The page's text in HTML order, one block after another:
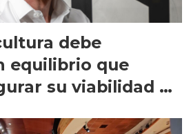
debe
equilibrio que
su viabilidad de